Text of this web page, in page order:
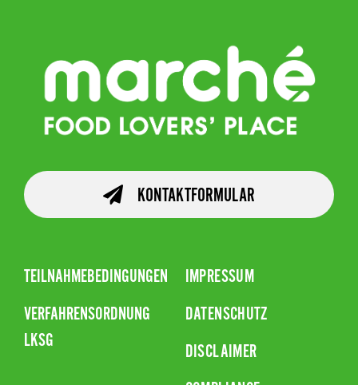
KONTAKTFORMULAR
TEILNAHMEBEDINGUNGEN
VERFAHRENSORDNUNG
LKSG
IMPRESSUM
DATENSCHUTZ
DISCLAIMER